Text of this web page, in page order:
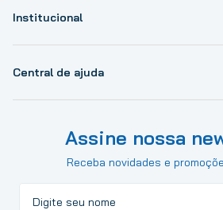
Institucional
Central de ajuda
Assine nossa
Receba novidades e